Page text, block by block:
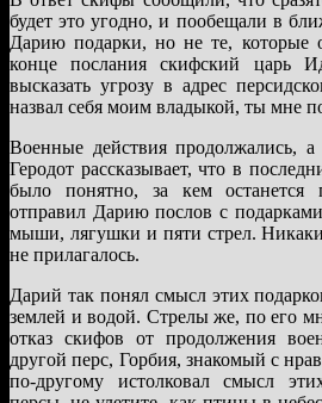
будет это угодно, и пообещали в
Дарию подарки, но не те, которые
конце послания скифский царь
высказать угрозу в адрес
назвал себя моим владыкой, ты мне
Военные действия продолжались,
Геродот рассказывает, что в
было понятно, за кем останется
отправил Дарию послов с
мыши, лягушки и пяти стрел.
не прилагалось.
Дарий так понял смысл этих
землей и водой. Стрелы же, по его
отказ скифов от продолжения
другой перс, Горбия, знакомый с
по-другому истолковал смысл